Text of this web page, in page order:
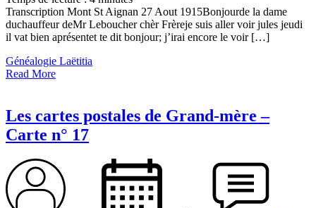
Transcription Mont St Aignan 27 Aout 1915Bonjourde la dame
duchauffeur deMr Leboucher chèr Frèreje suis aller voir jules jeudi
il vat bien aprésentet te dit bonjour; j’irai encore le voir […]
Généalogie Laëtitia
Read More
Les cartes postales de Grand-mère –
Carte n° 17